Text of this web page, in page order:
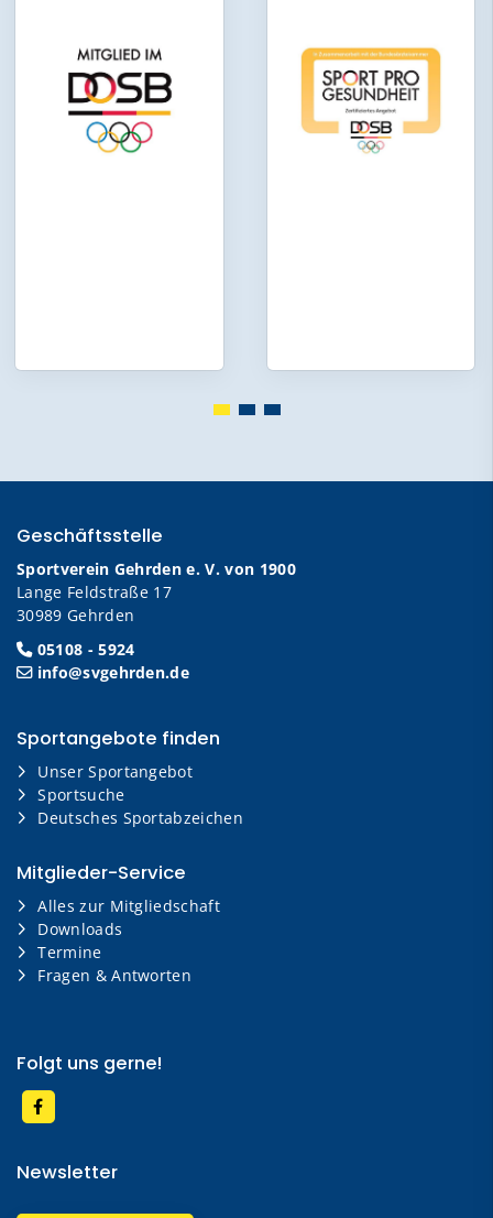
Geschäftsstelle
Sportverein Gehrden e. V. von 1900
Lange Feldstraße 17
30989 Gehrden
05108 - 5924
info@svgehrden.de
Sportangebote finden
Unser Sportangebot
Sportsuche
Deutsches Sportabzeichen
Mitglieder-Service
Alles zur Mitgliedschaft
Downloads
Termine
Fragen & Antworten
Folgt uns gerne!
Newsletter